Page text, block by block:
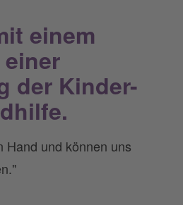
einem
der Kinder-
Hand und können uns